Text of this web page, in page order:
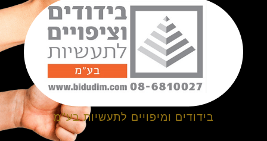
בידודים ומיפויים לתעשיות בע"מ